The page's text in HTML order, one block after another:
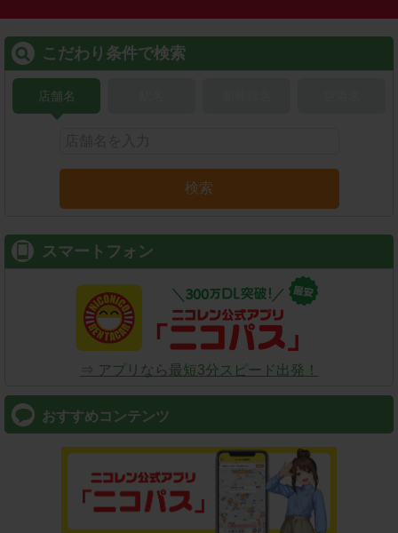
こだわり条件で検索
店舗名
検索
スマートフォン
⇒ アプリなら最短3分スピード出発！
おすすめコンテンツ